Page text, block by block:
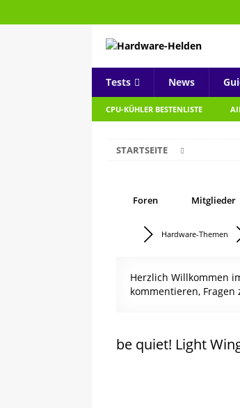
Tests News
CPU-KÜHLER BESTENLISTE
STARTSEITE
Foren Mitglieder
Hardware-Themen
Herzlich Willkommen
kommentieren,
be quiet! Light